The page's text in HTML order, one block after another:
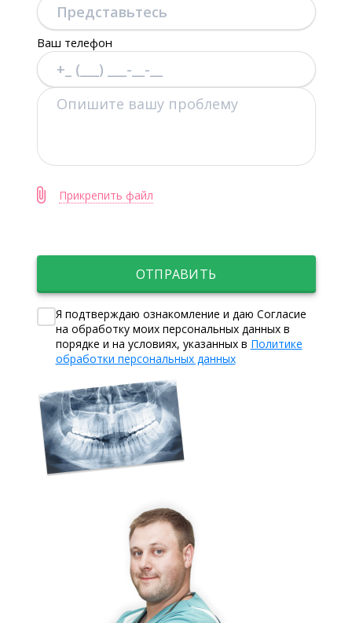
Ваш телефон
Прикрепить файл
ОТПРАВИТЬ
Я подтверждаю ознакомление и даю Согласие
на обработку моих персональных данных в
порядке и на условиях, указанных в Политике
обработки персональных данных